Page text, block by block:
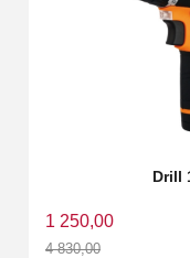
Drill
1 250,00
4 830,00